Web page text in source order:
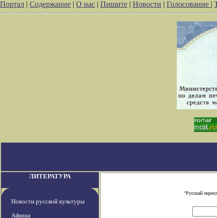
Портал | Содержание | О нас | Пишите | Новости | Голосование |
ЛИТЕРАТУРА
Новости русской культуры
Афиша
"Русский